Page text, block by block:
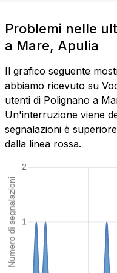
Problemi nelle
a Mare, Apulia
Il grafico seguente
abbiamo ricevuto su
utenti di Polignano a
Un'interruzione viene
segnalazioni è
dalla linea rossa.